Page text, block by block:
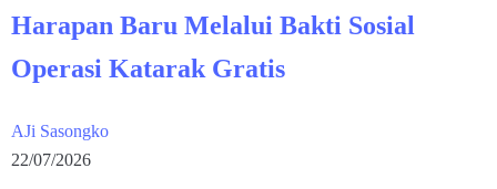
Harapan Baru Melalui Bakti Sosial
Operasi Katarak Gratis
AJi Sasongko
22/07/2026